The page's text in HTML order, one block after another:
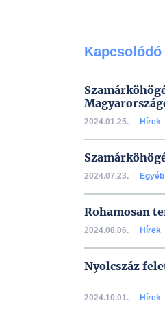
2024.01.25. Hírek
2024.07.23. Egyéb
Rohamosan
2024.08.06. Hírek
Nyolcszáz
2024.10.01. Hírek